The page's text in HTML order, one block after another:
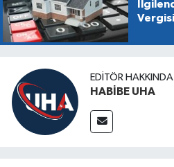
EDITÖR HAKKINDA
HABİBE UHA